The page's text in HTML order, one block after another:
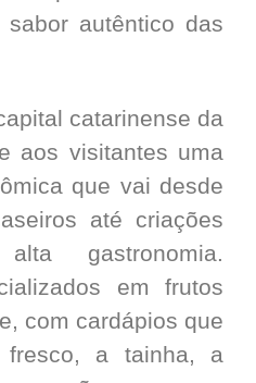
autêntico das
catarinense da
aos visitantes uma
que vai desde
até criações
gastronomia.
em frutos
com cardápios que
a tainha, a